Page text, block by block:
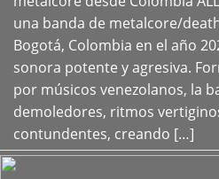
una banda de metalcore/
Bogotá, Colombia en el año
sonora potente y agresiva.
por músicos venezolanos, la
demoledores, ritmos
contundentes, creando […]